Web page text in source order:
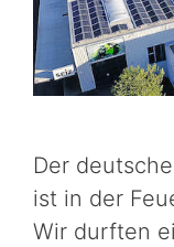
Der
ist in der
Wir durften